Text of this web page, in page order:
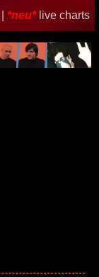
*neu* live charts